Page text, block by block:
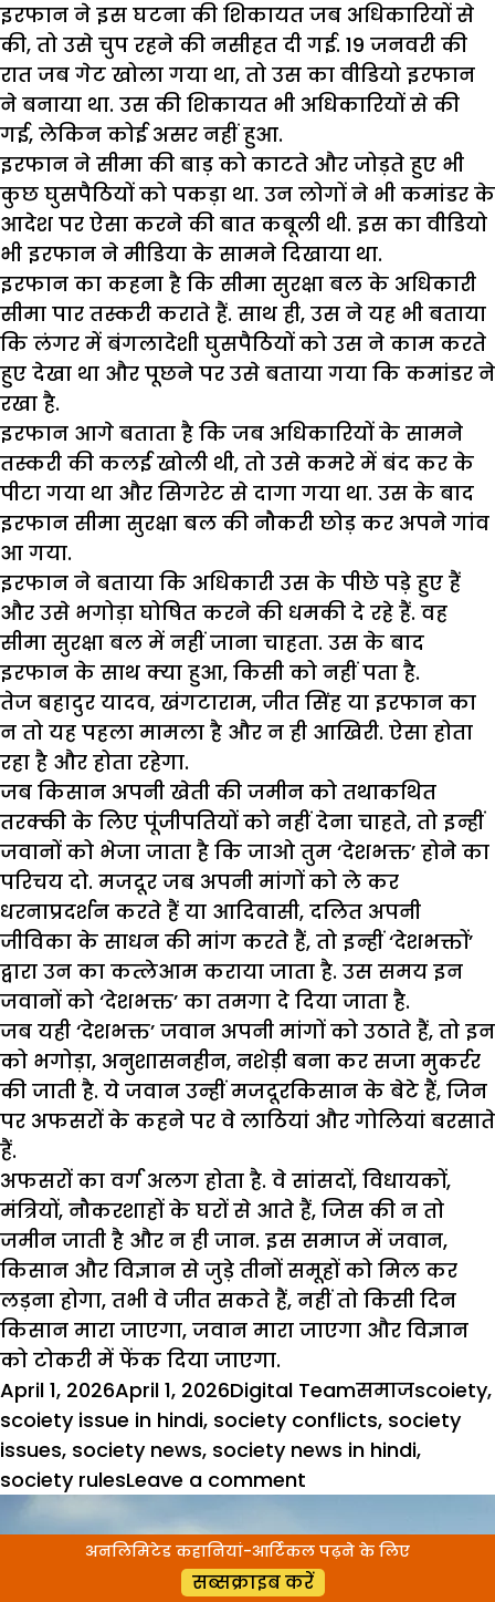
इरफान ने इस घटना की शिकायत जब अधिकारियों से
की, तो उसे चुप रहने की नसीहत दी गई. 19 जनवरी की
रात जब गेट खोला गया था, तो उस का वीडियो इरफान
ने बनाया था. उस की शिकायत भी अधिकारियों से की
गई, लेकिन कोई असर नहीं हुआ.
इरफान ने सीमा की बाड़ को काटते और जोड़ते हुए भी
कुछ घुसपैठियों को पकड़ा था. उन लोगों ने भी कमांडर के
आदेश पर ऐसा करने की बात कबूली थी. इस का वीडियो
भी इरफान ने मीडिया के सामने दिखाया था.
इरफान का कहना है कि सीमा सुरक्षा बल के अधिकारी
सीमा पार तस्करी कराते हैं. साथ ही, उस ने यह भी बताया
कि लंगर में बंगलादेशी घुसपैठियों को उस ने काम करते
हुए देखा था और पूछने पर उसे बताया गया कि कमांडर ने
रखा है.
इरफान आगे बताता है कि जब अधिकारियों के सामने
तस्करी की कलई खोली थी, तो उसे कमरे में बंद कर के
पीटा गया था और सिगरेट से दागा गया था. उस के बाद
इरफान सीमा सुरक्षा बल की नौकरी छोड़ कर अपने गांव
आ गया.
इरफान ने बताया कि अधिकारी उस के पीछे पड़े हुए हैं
और उसे भगोड़ा घोषित करने की धमकी दे रहे हैं. वह
सीमा सुरक्षा बल में नहीं जाना चाहता. उस के बाद
इरफान के साथ क्या हुआ, किसी को नहीं पता है.
तेज बहादुर यादव, खंगटाराम, जीत सिंह या इरफान का
न तो यह पहला मामला है और न ही आखिरी. ऐसा होता
रहा है और होता रहेगा.
जब किसान अपनी खेती की जमीन को तथाकथित
तरक्की के लिए पूंजीपतियों को नहीं देना चाहते, तो इन्हीं
जवानों को भेजा जाता है कि जाओ तुम ‘देशभक्त’ होने का
परिचय दो. मजदूर जब अपनी मांगों को ले कर
धरनाप्रदर्शन करते हैं या आदिवासी, दलित अपनी
जीविका के साधन की मांग करते हैं, तो इन्हीं ‘देशभक्तों’
द्वारा उन का कत्लेआम कराया जाता है. उस समय इन
जवानों को ‘देशभक्त’ का तमगा दे दिया जाता है.
जब यही ‘देशभक्त’ जवान अपनी मांगों को उठाते हैं, तो इन
को भगोड़ा, अनुशासनहीन, नशेड़ी बना कर सजा मुकर्रर
की जाती है. ये जवान उन्हीं मजदूरकिसान के बेटे हैं, जिन
पर अफसरों के कहने पर वे लाठियां और गोलियां बरसाते
हैं.
अफसरों का वर्ग अलग होता है. वे सांसदों, विधायकों,
मंत्रियों, नौकरशाहों के घरों से आते हैं, जिस की न तो
जमीन जाती है और न ही जान. इस समाज में जवान,
किसान और विज्ञान से जुड़े तीनों समूहों को मिल कर
लड़ना होगा, तभी वे जीत सकते हैं, नहीं तो किसी दिन
किसान मारा जाएगा, जवान मारा जाएगा और विज्ञान
को टोकरी में फेंक दिया जाएगा.
Posted
on
April 1, 2026April 1, 2026Author
Digital TeamCategories
समाजTags
scoiety,
scoiety issue in hindi, society conflicts, society
issues, society news, society news in hindi,
society rulesLeave a comment
अब
इस
अनलिमिटेड कहानियां-आर्टिकल पढ़ने के लिए
सब्सक्राइब करें